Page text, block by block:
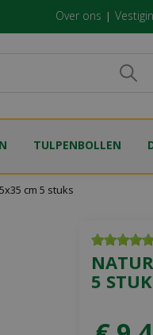
cm 5 stuks
Over ons
TULPENBOLLEN
5